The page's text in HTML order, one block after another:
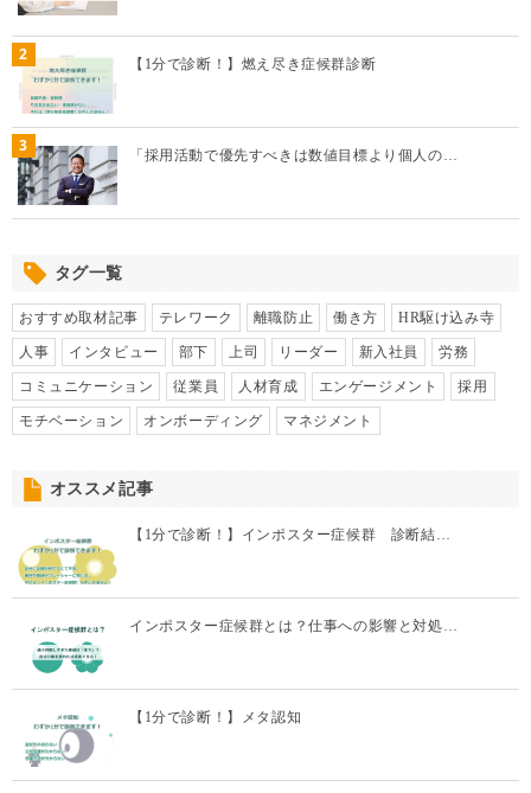
「採用活動で優先すべきは数値目標より個人の…
タグ一覧
おすすめ取材記事
コミュニケーション
モチベーション オンボーディング マネジメント
オススメ記事
【1分で診断！】インポスター症候群 診断結…
【1分で診断！】メタ認知
メタ認知とは？トレーニング方法とビジネスで…
【1分で診断！】燃え尽き症候群診断